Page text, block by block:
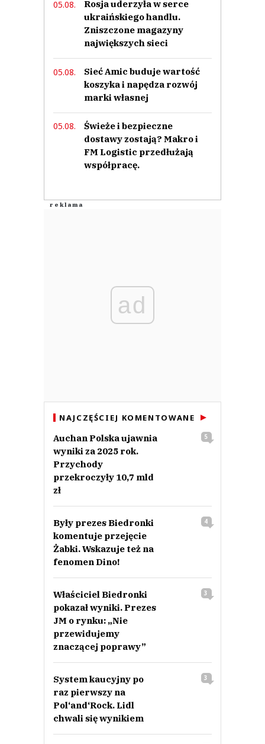
05.08.
Rosja uderzyła w serce
ukraińskiego handlu.
Zniszczone magazyny
największych sieci
05.08.
Sieć Amic buduje wartość
koszyka i napędza rozwój
marki własnej
05.08.
Świeże i bezpieczne
dostawy zostają? Makro i
FM Logistic przedłużają
współpracę.
ad
NAJCZĘŚCIEJ KOMENTOWANE
Auchan Polska ujawnia
wyniki za 2025 rok.
Przychody
przekroczyły 10,7 mld
zł
5
Były prezes Biedronki
komentuje przejęcie
Żabki. Wskazuje też na
fenomen Dino!
4
Właściciel Biedronki
pokazał wyniki. Prezes
JM o rynku: „Nie
przewidujemy
znaczącej poprawy”
3
System kaucyjny po
raz pierwszy na
Pol‘and‘Rock. Lidl
chwali się wynikiem
3